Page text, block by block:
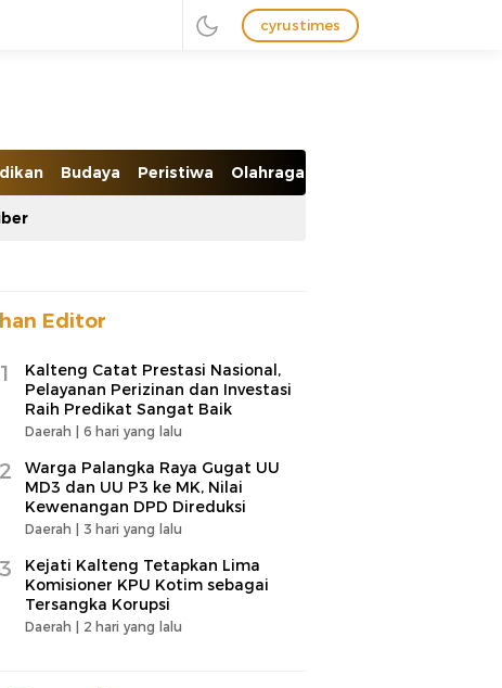
cyrustimes
Budaya Peristiwa Olahraga
Editor
Kalteng Catat Prestasi Nasional,
Pelayanan Perizinan dan Investasi
Raih Predikat Sangat Baik
Daerah | 6 hari yang lalu
Warga Palangka Raya Gugat UU
MD3 dan UU P3 ke MK, Nilai
Kewenangan DPD Direduksi
Daerah | 3 hari yang lalu
Kejati Kalteng Tetapkan Lima
Komisioner KPU Kotim sebagai
Tersangka Korupsi
Daerah | 2 hari yang lalu